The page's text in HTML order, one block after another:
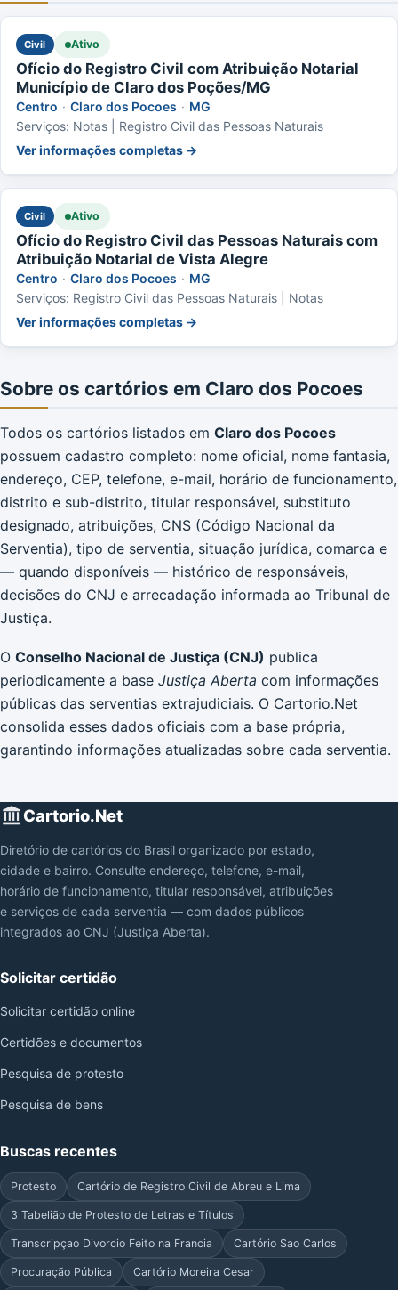
Civil Ativo
Ofício do Registro Civil com Atribuição Notarial
Município de Claro dos Poções/MG
Centro · Claro dos Pocoes · MG
Serviços: Notas | Registro Civil das Pessoas Naturais
Ver informações completas →
Civil Ativo
Ofício do Registro Civil das Pessoas Naturais com
Atribuição Notarial de Vista Alegre
Centro · Claro dos Pocoes · MG
Serviços: Registro Civil das Pessoas Naturais | Notas
Ver informações completas →
Sobre os cartórios em Claro dos Pocoes
Todos os cartórios listados em Claro dos Pocoes
possuem cadastro completo: nome oficial, nome fantasia,
endereço, CEP, telefone, e-mail, horário de funcionamento,
distrito e sub-distrito, titular responsável, substituto
designado, atribuições, CNS (Código Nacional da
Serventia), tipo de serventia, situação jurídica, comarca e
— quando disponíveis — histórico de responsáveis,
decisões do CNJ e arrecadação informada ao Tribunal de
Justiça.
O Conselho Nacional de Justiça (CNJ) publica
periodicamente a base Justiça Aberta com informações
públicas das serventias extrajudiciais. O Cartorio.Net
consolida esses dados oficiais com a base própria,
garantindo informações atualizadas sobre cada serventia.
Cartorio.Net
Diretório de cartórios do Brasil organizado por estado,
cidade e bairro. Consulte endereço, telefone, e-mail,
horário de funcionamento, titular responsável, atribuições
e serviços de cada serventia — com dados públicos
integrados ao CNJ (Justiça Aberta).
Solicitar certidão
Solicitar certidão online
Certidões e documentos
Pesquisa de protesto
Pesquisa de bens
Buscas recentes
Protesto Cartório de Registro Civil de Abreu e Lima
3 Tabelião de Protesto de Letras e Títulos
Transcripçao Divorcio Feito na Francia Cartório Sao Carlos
Procuração Pública Cartório Moreira Cesar